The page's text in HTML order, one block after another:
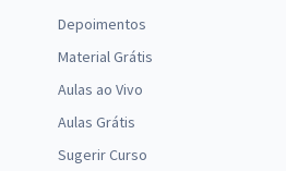
Depoimentos
Material Grátis
Aulas ao Vivo
Aulas Grátis
Sugerir Curso